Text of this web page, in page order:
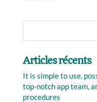
Articles récents
It is simple to use,
top-notch app team,
procedures